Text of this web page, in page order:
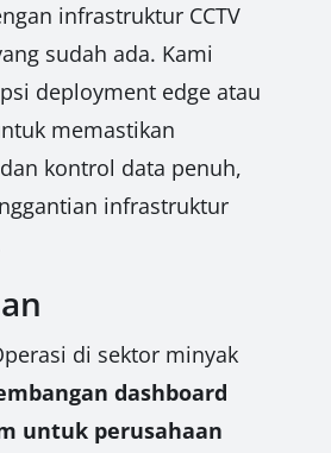
infrastruktur CCTV
sudah ada. Kami
deployment edge atau
memastikan
kontrol data penuh,
infrastruktur
di sektor minyak
dashboard
untuk perusahaan